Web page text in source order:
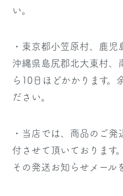
い。
・東京都小笠原村、鹿児
沖縄県島尻郡北大東村、
ら10日ほどかかります。
ださい。
・当店では、商品のご
付させて頂いております
その発送お知らせメール